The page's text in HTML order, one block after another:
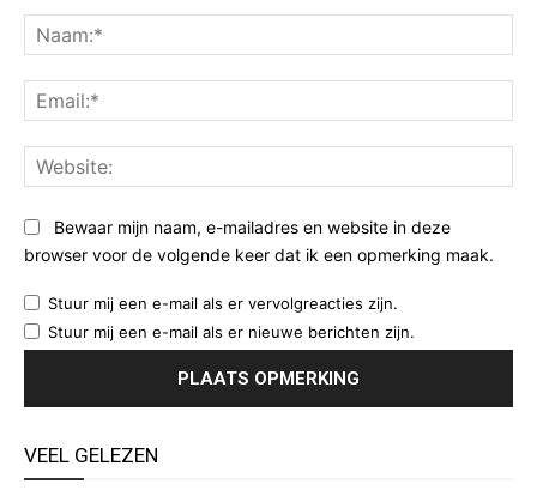
Bewaar mijn naam, e-mailadres en website in deze
browser voor de volgende keer dat ik een opmerking maak.
Stuur mij een e-mail als er vervolgreacties zijn.
Stuur mij een e-mail als er nieuwe berichten zijn.
VEEL GELEZEN